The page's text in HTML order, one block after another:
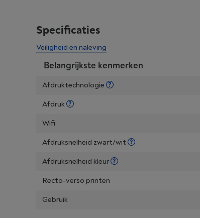
Specificaties
Veiligheid en naleving
Belangrijkste kenmerken
Afdruktechnologie
Afdruk
Wifi
Afdruksnelheid zwart/wit
Afdruksnelheid kleur
Recto-verso printen
Gebruik